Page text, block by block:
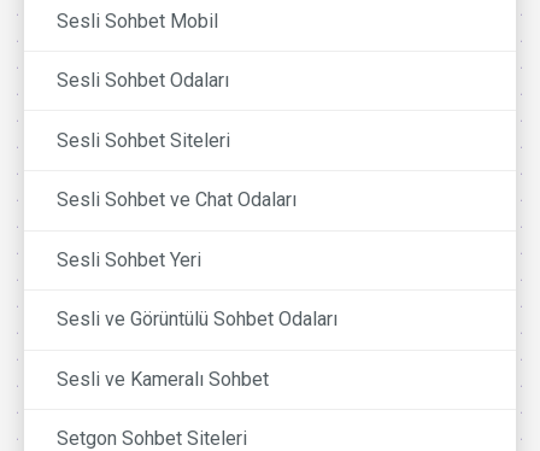
Sesli Sohbet Mobil
Sesli Sohbet Odaları
Sesli Sohbet Siteleri
Sesli Sohbet ve Chat Odaları
Sesli Sohbet Yeri
Sesli ve Görüntülü Sohbet Odaları
Sesli ve Kameralı Sohbet
Setgon Sohbet Siteleri